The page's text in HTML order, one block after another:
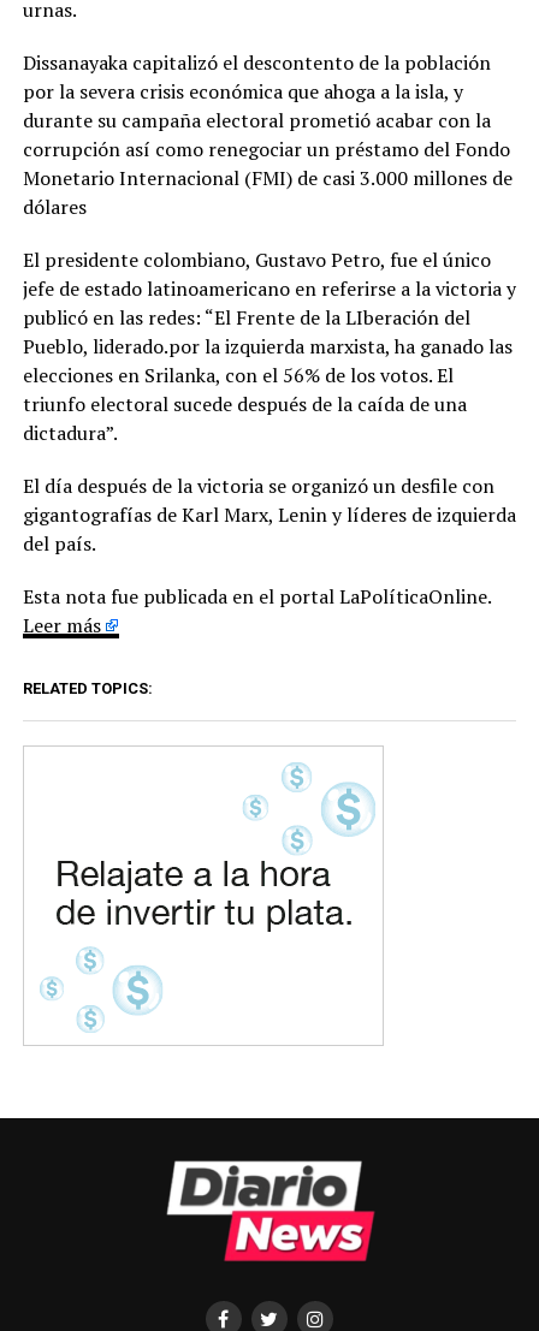
urnas.
Dissanayaka capitalizó el descontento de la población
por la severa crisis económica que ahoga a la isla, y
durante su campaña electoral prometió acabar con la
corrupción así como renegociar un préstamo del Fondo
Monetario Internacional (FMI) de casi 3.000 millones de
dólares
El presidente colombiano, Gustavo Petro, fue el único
jefe de estado latinoamericano en referirse a la victoria y
publicó en las redes: “El Frente de la LIberación del
Pueblo, liderado.por la izquierda marxista, ha ganado las
elecciones en Srilanka, con el 56% de los votos. El
triunfo electoral sucede después de la caída de una
dictadura”.
El día después de la victoria se organizó un desfile con
gigantografías de Karl Marx, Lenin y líderes de izquierda
del país.
Esta nota fue publicada en el portal LaPolíticaOnline.
Leer más
RELATED TOPICS: